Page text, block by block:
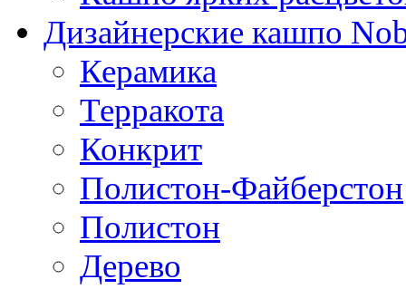
Дизайнерские кашпо
Керамика
Терракота
Конкрит
Полистон-Файберстон
Полистон
Дерево